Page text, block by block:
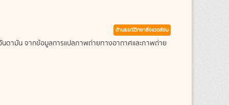
ด้านธรณีวิทยาสิ่งแวดล้อม
นดามัน จากข้อมูลการแปลภาพถ่ายทางอากาศและภาพถ่าย